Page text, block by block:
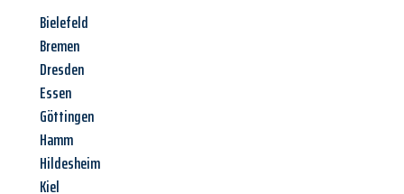
Bielefeld
Bremen
Dresden
Essen
Göttingen
Hamm
Hildesheim
Kiel